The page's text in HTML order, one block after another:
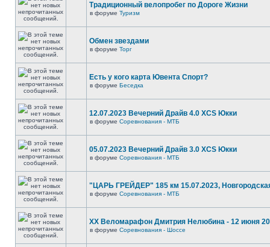
Традиционный велопробег по Дороге Жизни
в форуме Туризм
Обмен звездами
в форуме Торг
Есть у кого карта Ювента Спорт?
в форуме Беседка
12.07.2023 Вечерний Драйв 4.0 XCS Юкки
в форуме Соревнования - МТБ
05.07.2023 Вечерний Драйв 3.0 XCS Юкки
в форуме Соревнования - МТБ
"ЦАРЬ ГРЕЙДЕР" 185 км 15.07.2023,
в форуме Соревнования - МТБ
XX Веломарафон Дмитрия Нелюбина - 12 июня
в форуме Соревнования - Шоссе